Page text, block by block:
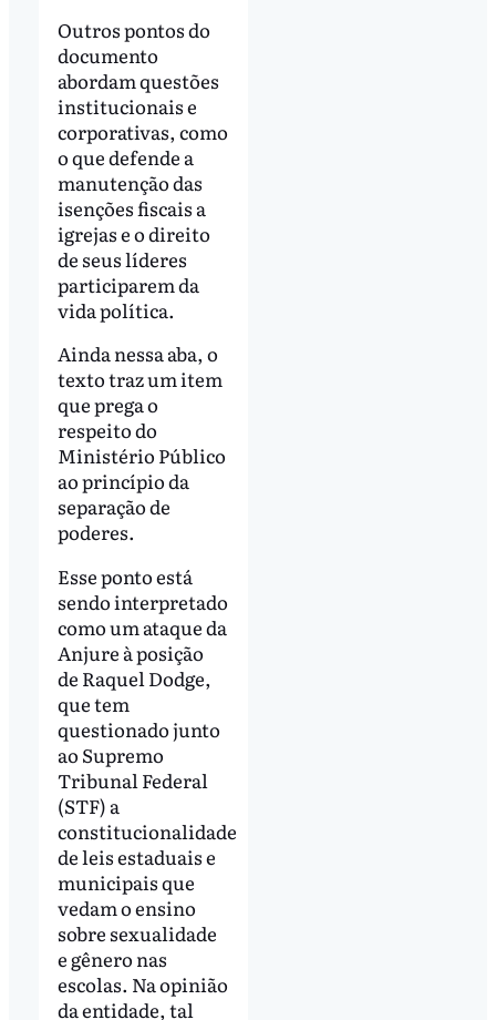
Outros pontos do
documento
abordam questões
institucionais e
corporativas, como
o que defende a
manutenção das
isenções fiscais a
igrejas e o direito
de seus líderes
participarem da
vida política.
Ainda nessa aba, o
texto traz um item
que prega o
respeito do
Ministério Público
ao princípio da
separação de
poderes.
Esse ponto está
sendo interpretado
como um ataque da
Anjure à posição
de Raquel Dodge,
que tem
questionado junto
ao Supremo
Tribunal Federal
(STF) a
constitucionalidade
de leis estaduais e
municipais que
vedam o ensino
sobre sexualidade
e gênero nas
escolas. Na opinião
da entidade, tal